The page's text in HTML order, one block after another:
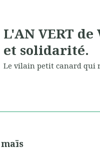
L'AN VERT
et solidarité.
Le vilain petit canard qui
maïs